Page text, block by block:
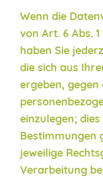
Wenn die
von Art. 6 Abs.
haben Sie
die sich aus
ergeben,
einzulegen;
Bestimmungen
jeweilige
Verarbeitung